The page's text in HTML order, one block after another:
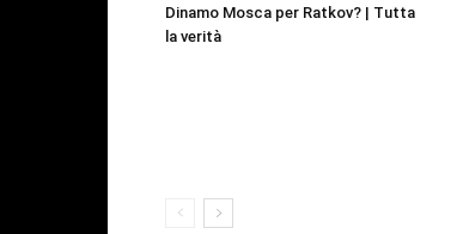
Dinamo Mosca per Ratkov? | Tutta
la verità